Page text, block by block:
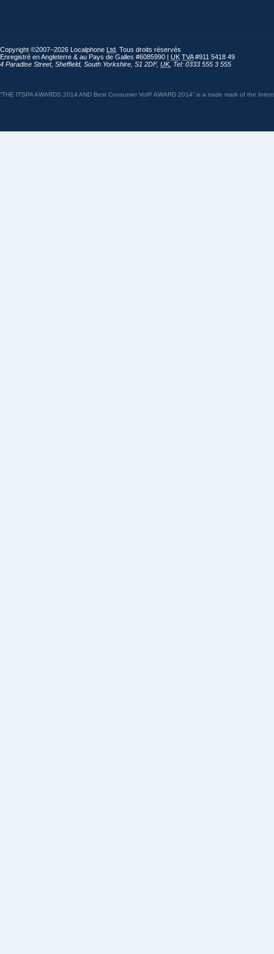
Copyright ©2007–2026 Localphone Ltd . Tous droits réservés
Enregistré en Angleterre & au Pays de Galles #6085990 | UK TVA#911 5418 49
4 Paradise Street, Sheffield, South Yorkshire S1 2DF, UK, Tel: 0333 555 3 555
“THE ITSPA AWARDS 2014 AND Best Consumer VoIP AWARD 2014” is a trade mark of the